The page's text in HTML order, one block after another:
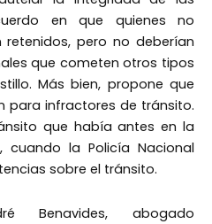
en que quienes no
pero no deberían
que cometen otros tipos
Más bien, propone que
para infractores de tránsito.
que había antes en la
cuando la Policía Nacional
sobre el tránsito.
Benavides, abogado